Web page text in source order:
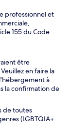
professionnel et
155 du Code
être
en faire la
à
la confirmation de
de toutes
(LGBTQIA+